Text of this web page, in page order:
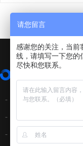
- 关于顺捷
-
- 公司实力
请您留言
感谢您的关注，当前
线，请填写一下您的
尽快和您联系。